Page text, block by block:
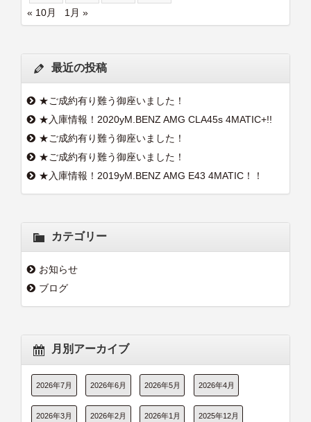
« 10月
1月 »
最近の投稿
★ご成約有り難う御座いました！
★入庫情報！2020yM.BENZ AMG CLA45s 4MATIC+!!
★ご成約有り難う御座いました！
★ご成約有り難う御座いました！
★入庫情報！2019yM.BENZ AMG E43 4MATIC！！
カテゴリー
お知らせ
ブログ
月別アーカイブ
2026年7月 2026年6月 2026年5月 2026年4月
2026年3月 2026年2月 2026年1月 2025年12月